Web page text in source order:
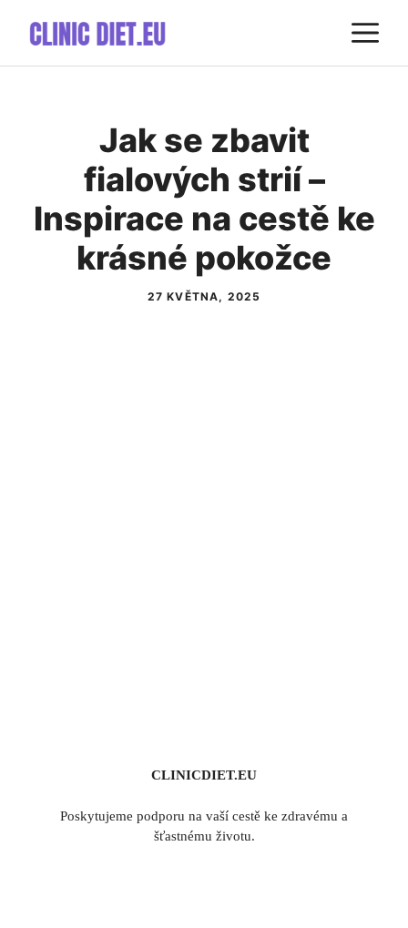
obsah
Jak se zbavit
fialových strií –
Inspirace na cestě ke
krásné pokožce
27 KVĚTNA, 2025
CLINICDIET.EU
Poskytujeme podporu na vaší cestě ke zdravému a
šťastnému životu.